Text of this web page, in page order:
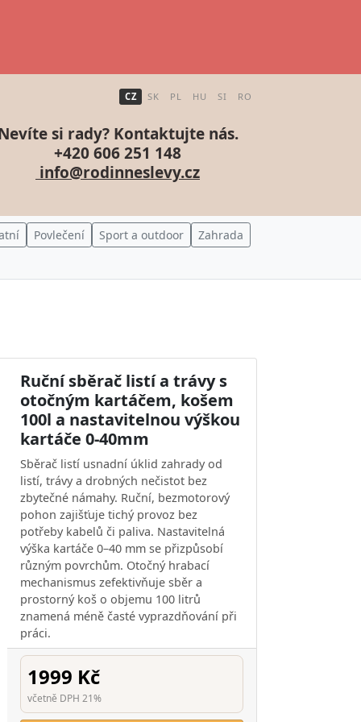
CZ SK PL HU SI RO
si rady? Kontaktujte nás.
+420 606 251 148
info@rodinneslevy.cz
Povlečení Sport a outdoor
Zahrada
Ruční sběrač listí a trávy s
otočným kartáčem, košem
100l a nastavitelnou výškou
kartáče 0-40mm
Sběrač listí usnadní úklid zahrady od
listí, trávy a drobných nečistot bez
zbytečné námahy. Ruční, bezmotorový
pohon zajišťuje tichý provoz bez
potřeby kabelů či paliva. Nastavitelná
výška kartáče 0–40 mm se přizpůsobí
různým povrchům. Otočný hrabací
mechanismus zefektivňuje sběr a
prostorný koš o objemu 100 litrů
znamená méně časté vyprazdňování při
práci.
1999 Kč
včetně DPH 21%